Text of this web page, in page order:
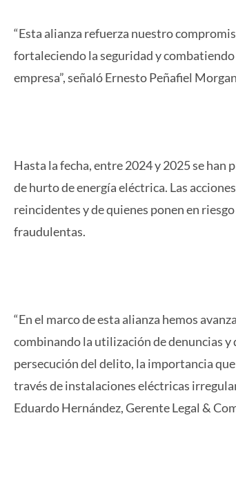
“Esta alianza refuerza nuestro
fortaleciendo la seguridad y
empresa”, señaló Ernesto Peñafiel
Hasta la fecha, entre 2024 y 2025 se
de hurto de energía eléctrica. Las
reincidentes y de quienes ponen en
fraudulentas.
“En el marco de esta alianza hemos
combinando la utilización de denuncias
persecución del delito, la importancia
través de instalaciones eléctricas
Eduardo Hernández, Gerente Legal &